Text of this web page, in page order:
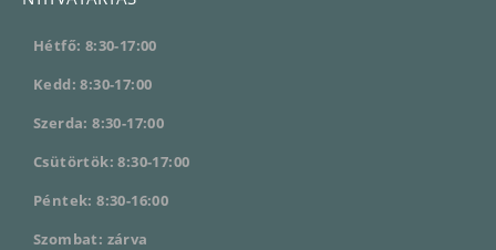
Hétfő: 8:30-17:00
Kedd: 8:30-17:00
Szerda: 8:30-17:00
Csütörtök: 8:30-17:00
Péntek: 8:30-16:00
Szombat: zárva